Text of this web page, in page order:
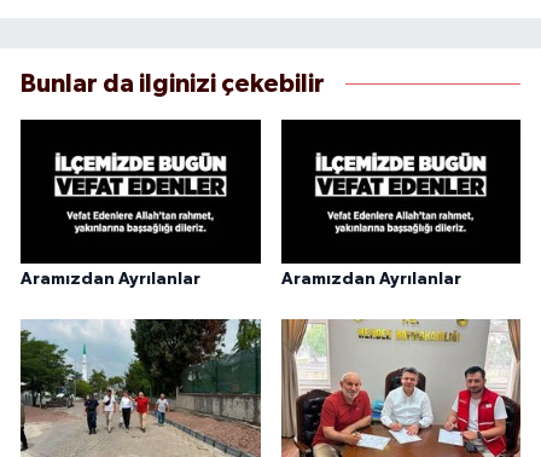
Bunlar da ilginizi çekebilir
Aramızdan Ayrılanlar Aramızdan Ayrılanlar